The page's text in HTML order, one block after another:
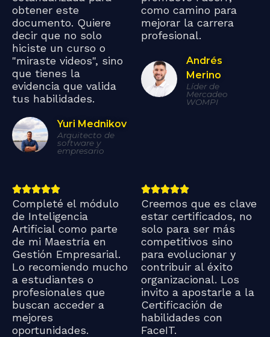
obtener este
documento. Quiere
decir que no solo
hiciste un curso o
"miraste videos", sino
que tienes la
evidencia que valida
tus habilidades.
Yuri Mednikov
Arquitecto de
software y
empresario
como camino para
mejorar la carrera
profesional.
Andrés
Merino
Líder de
Mercadeo
WOMPI
Completé el módulo
de Inteligencia
Artificial como parte
de mi Maestría en
Gestión Empresarial.
Lo recomiendo mucho
a estudiantes o
profesionales que
buscan acceder a
mejores
oportunidades.
Creemos que es clave
estar certificados, no
solo para ser más
competitivos sino
para evolucionar y
contribuir al éxito
organizacional. Los
invito a apostarle a la
Certificación de
habilidades con
FaceIT.